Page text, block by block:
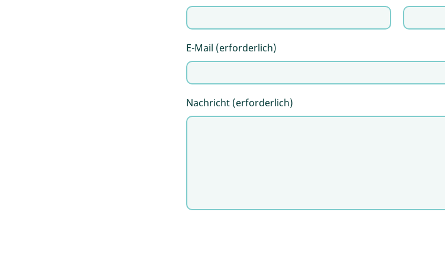
E-Mail (erforderlich)
Nachricht (erforderlich)